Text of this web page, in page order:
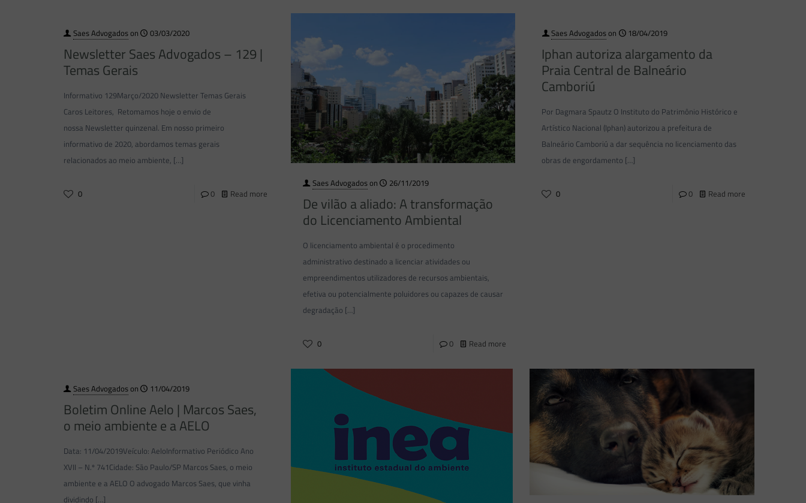
Saes Advogadoson 03/03/2020
Newsletter Saes Advogados – 129 |
Temas Gerais
Informativo 129Março/2020 Newsletter Temas Gerais
Caros Leitores, Retomamos hoje o envio de
nossa Newsletter quinzenal. Em nosso primeiro
informativo de 2020, abordamos temas gerais
relacionados ao meio ambiente, […]
0 0 Read more
Saes Advogadoson 26/11/2019
De vilão a aliado: A transformação
do Licenciamento Ambiental
O licenciamento ambiental é o procedimento
administrativo destinado a licenciar atividades ou
empreendimentos utilizadores de recursos ambientais,
efetiva ou potencialmente poluidores ou capazes de causar
degradação […]
0 0 Read more
Saes Advogadoson 18/04/2019
Iphan autoriza alargamento da
Praia Central de Balneário
Camboriú
Por Dagmara Spautz O Instituto do Patrimônio Histórico e
Artístico Nacional (Iphan) autorizou a prefeitura de
Balneário Camboriú a dar sequência no licenciamento das
obras de engordamento […]
0 0 Read more
Saes Advogadoson 11/04/2019
Boletim Online Aelo | Marcos Saes,
o meio ambiente e a AELO
Data: 11/04/2019Veículo: AeloInformativo Periódico Ano
XVII – N.º 741Cidade: São Paulo/SP Marcos Saes, o meio
ambiente e a AELO O advogado Marcos Saes, que vinha
dividindo […]